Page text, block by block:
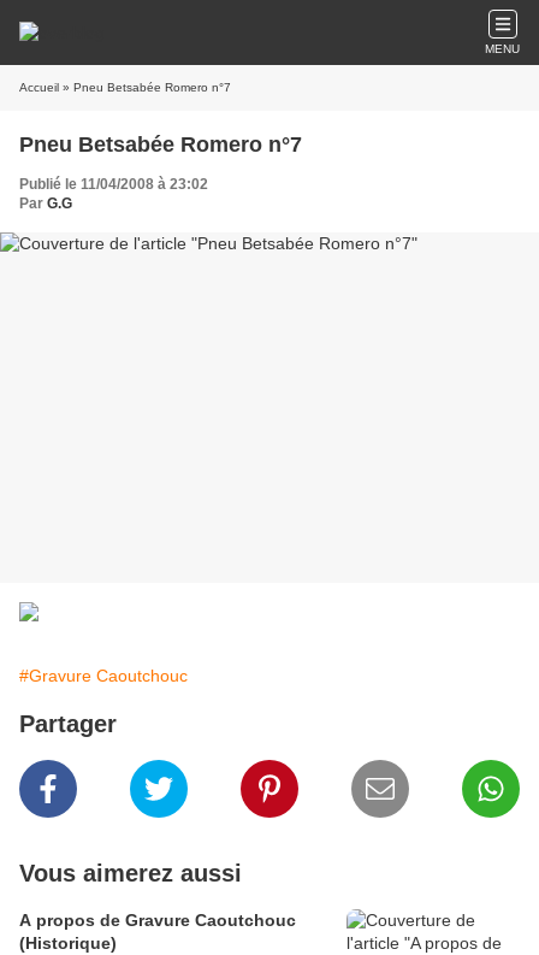
MENU
Accueil » Pneu Betsabée Romero n°7
Pneu Betsabée Romero n°7
Publié le 11/04/2008 à 23:02
Par G.G
#Gravure Caoutchouc
Partager
Vous aimerez aussi
A propos de Gravure Caoutchouc
(Historique)